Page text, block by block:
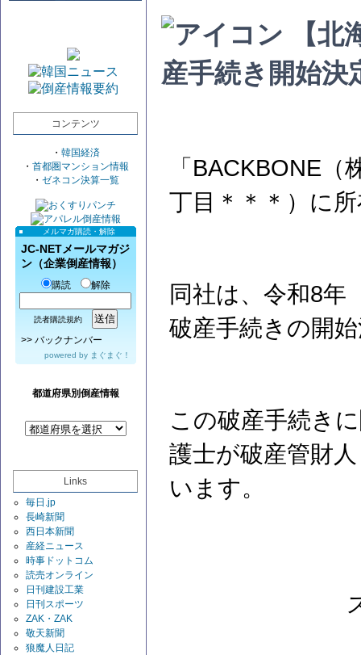
コンテンツ
・ 韓国経済
・ 首都圏マンション情報
・ ゼネコン決算一覧
メルマガ購読・解除
JC-NETメールマガジ
ン（企業倒産情報）
購読 解除
読者購読規約
>> バックナンバー
powered by まぐまぐ！
都道府県別倒産情報
Links
毎日.jp
長崎新聞
西日本新聞
産経ニュース
時事ドットコム
読売オンライン
日刊建設工業
日刊スポーツ
ZAK・ZAK
敬天新聞
狼魔人日記
【北
産手続き開始決
「BACKBONE
丁目＊＊＊）に
同社は、令和8年
破産手続きの開
この破産手続き
護士が破産管財
います。